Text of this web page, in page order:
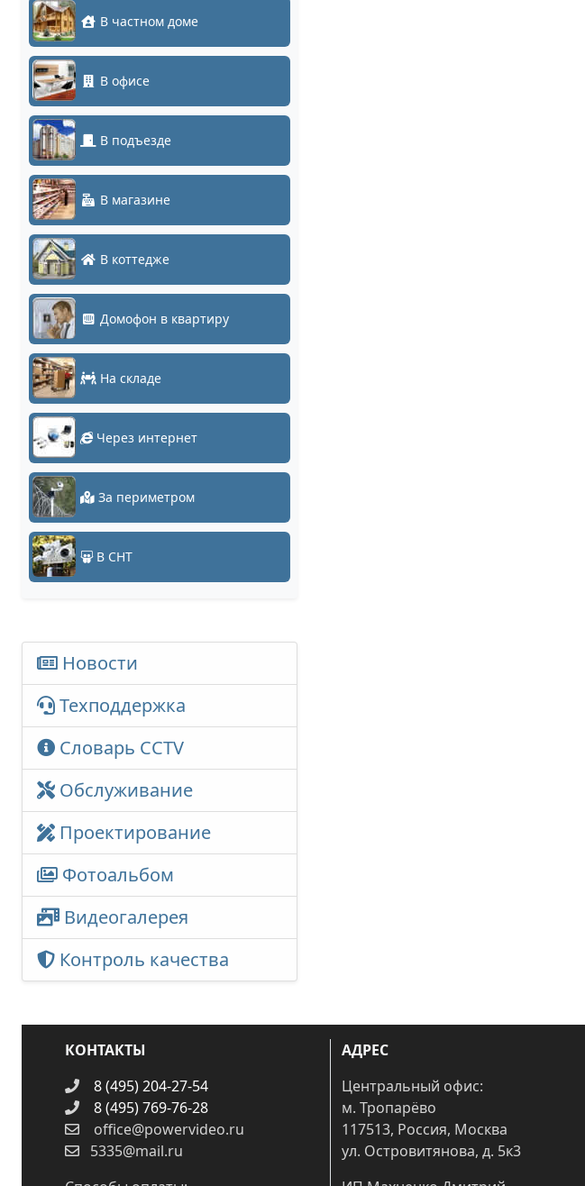
В частном доме
В офисе
В подъезде
В магазине
В коттедже
Домофон в квартиру
На складе
Через интернет
За периметром
В СНТ
Новости
Техподдержка
Словарь CCTV
Обслуживание
Проектирование
Фотоальбом
Видеогалерея
Контроль качества
КОНТАКТЫ
8 (495) 204-27-54
8 (495) 769-76-28
office@powervideo.ru
5335@mail.ru
АДРЕС
Центральный офис:
м. Тропарёво
117513, Россия, Москва
ул. Островитянова, д. 5к3